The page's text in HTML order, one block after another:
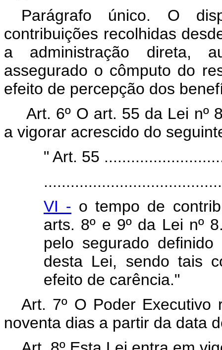
Parágrafo único. O
contribuições recolhidas
a administração direta,
assegurado o cômputo do
efeito de percepção dos
Art. 6º O art. 55 da Lei nº
a vigorar acrescido do
" Art. 55
VI - o tempo de
arts. 8º e 9º da Lei nº
pelo segurado
desta Lei, sendo tais
efeito de carência."
Art. 7º O Poder Executivo
noventa dias a partir da data